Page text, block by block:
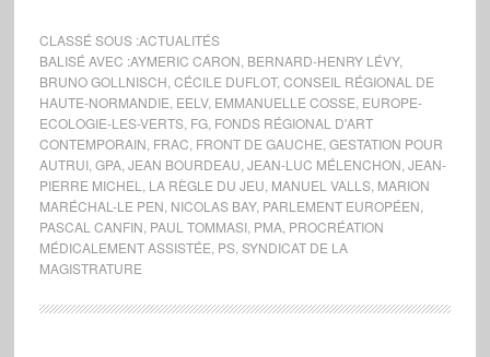
CLASSÉ SOUS :ACTUALITÉS
BALISÉ AVEC :AYMERIC CARON BERNARD-HENRY LÉVY,
BRUNO GOLLNISCH CÉCILE DUFLOT, CONSEIL RÉGIONAL DE
HAUTE-NORMANDIE EELV, EMMANUELLE COSSE EUROPE-
ECOLOGIE-LES-VERTS, FG, FONDS RÉGIONAL D'ART
CONTEMPORAIN FRAC FRONT DE GAUCHE GESTATION POUR
AUTRUI, GPA, JEAN BOURDEAU JEAN-LUC MÉLENCHON JEAN-
PIERRE MICHEL
LA RÈGLE DU JEU MANUEL VALLS, MARION
MARÉCHAL-LE PEN NICOLAS BAY, PARLEMENT EUROPÉEN
PASCAL CANFIN PAUL TOMMASI, PMA, PROCRÉATION
MÉDICALEMENT ASSISTÉE PS, SYNDICAT DE LA
MAGISTRATURE